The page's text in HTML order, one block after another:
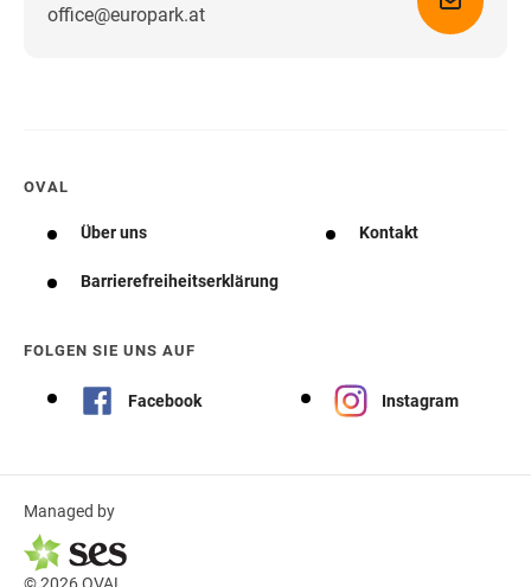
office@europark.atWegbeschreibung erhalten
OVAL
Über uns Kontakt
Barrierefreiheitserklärung
FOLGEN SIE UNS AUF
Facebook Instagram
Managed by